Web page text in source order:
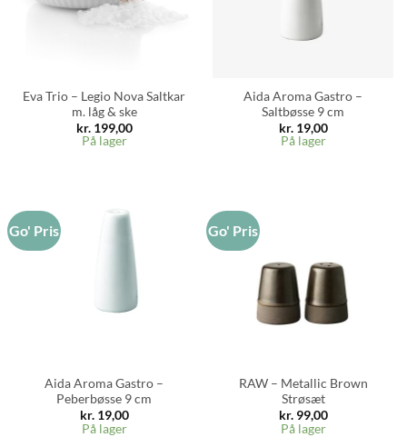
Eva Trio – Legio Nova Saltkar
m. låg & ske
kr.199,00
På lager
Aida Aroma Gastro –
Saltbøsse 9 cm
kr.19,00
På lager
Go' Pris
Aida Aroma Gastro –
Peberbøsse 9 cm
kr.19,00
På lager
Go' Pris
RAW – Metallic Brown
Strøsæt
kr.99,00
På lager